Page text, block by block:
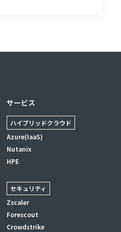
サービス
ハイブリッドクラウド
Azure(IaaS)
Nutanix
HPE
セキュリティ
Zscaler
Forescout
Crowdstrike